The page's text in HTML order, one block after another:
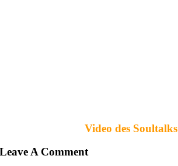
Video des Soultalks
Leave A Comment